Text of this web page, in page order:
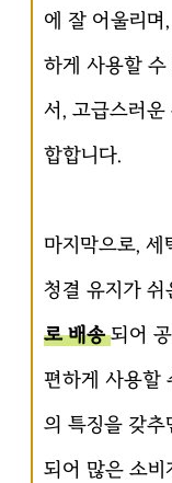
에 잘 어울리며
하게 사용할 수
서, 고급스러운
합합니다.
마지막으로, 세
청결 유지가 쉬
로 배송되어
편하게 사용할
의 특징을 갖
되어 많은 소비